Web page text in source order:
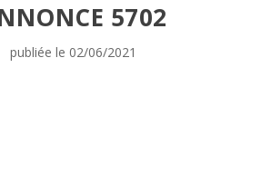
5702
publiée le 02/06/2021